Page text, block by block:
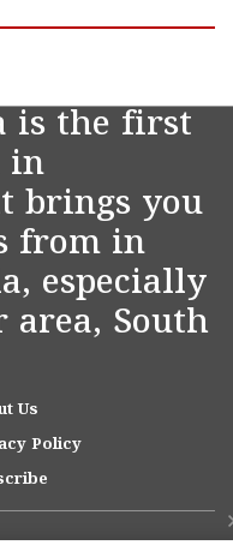
is the first
in
brings you
from in
especially
area, South
Us
Policy